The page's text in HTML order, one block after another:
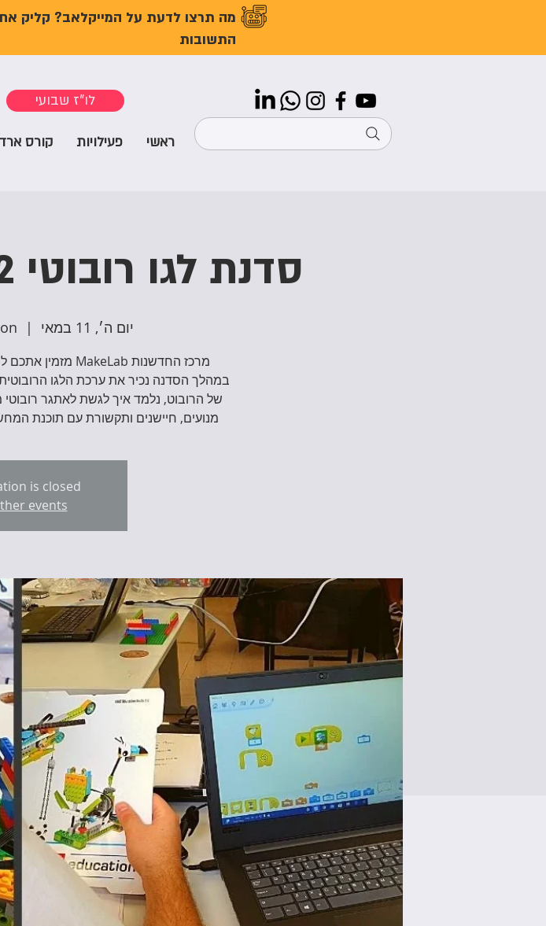
מה תרצו לדעת על המייקלאב? קליק
התשובות
לו"ז שבועי
ראשי פעילויות קורס
סדנת לגו רובוטי WeDo2 לגדולים
יום ה׳, 11 במאי
  |
במהלך הסדנה נכיר את ערכת הלגו
של הרובוט, נלמד איך לגשת לאתגר רובוטי
מנועים, חיישנים ותקשורת עם תוכנת
is closed
events